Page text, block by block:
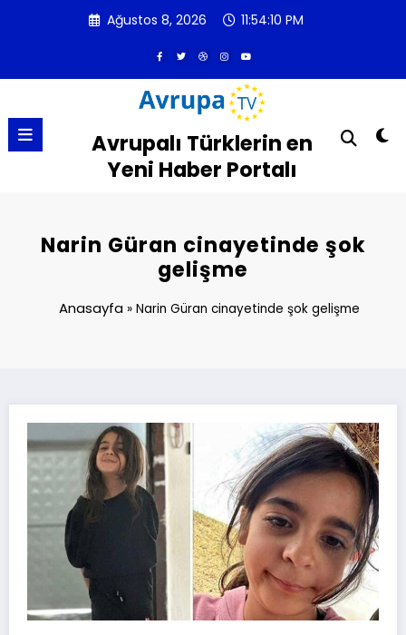
Ağustos 8, 2026 11:54:10 PM
Avrupalı Türklerin en
Yeni Haber Portalı
Narin Güran cinayetinde şok
gelişme
Anasayfa» Narin Güran cinayetinde şok gelişme